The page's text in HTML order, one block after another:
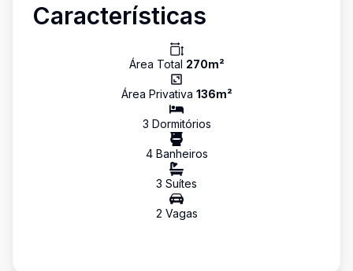
Características
Área Total 270m²
Área Privativa 136m²
3 Dormitórios
4Banheiros
3 Suítes
2 Vagas